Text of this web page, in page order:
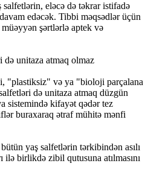
eləcə də təkrar istifadə
edəcək. Tibbi məqsədlər üçün
şərtlərlə aptek və
unitaza atmaq olmaz
"plastiksiz" və ya "bioloji parçalana
də unitaza atmaq düzgün
sistemində kifayət qədər tez
buraxaraq ətraf mühitə mənfi
yaş salfetlərin tərkibindən asılı
ilə birlikdə zibil qutusuna atılmasını